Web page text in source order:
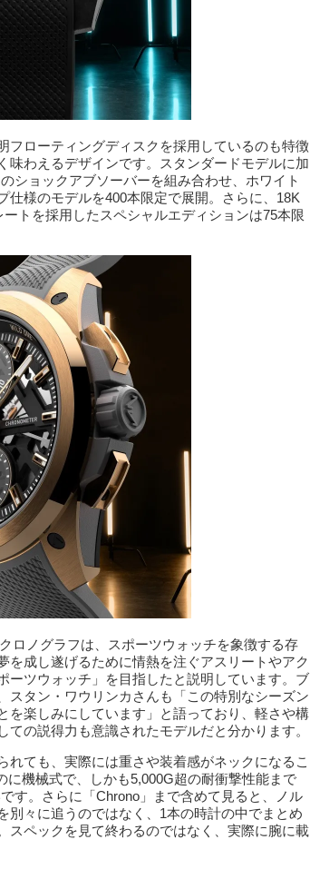
フローティングディスクを採用しているのも特徴
味わえるデザインです。スタンダードモデルに加
ショックアブソーバーを組み合わせ、ホワイト
様のモデルを400本限定で展開。さらに、18K
トを採用したスペシャルエディションは75本限
ロノグラフは、スポーツウォッチを象徴する存
成し遂げるために情熱を注ぐアスリートやアク
ーツウォッチ」を目指したと説明しています。ブ
スタン・ワウリンカさんも「この特別なシーズン
を楽しみにしています」と語っており、軽さや構
の説得力も意識されたモデルだと分かります。
ても、実際には重さや装着感がネックになるこ
に機械式で、しかも5,000G超の耐衝撃性能まで
す。さらに「Chrono」まで含めて見ると、ノル
々に追うのではなく、1本の時計の中でまとめ
スペックを見て終わるのではなく、実際に腕に載